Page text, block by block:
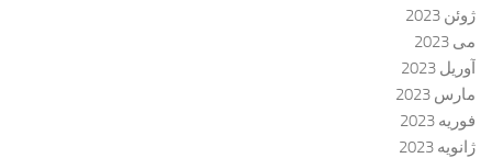
ژوئن 2023
می 2023
آوریل 2023
مارس 2023
فوریه 2023
ژانویه 2023